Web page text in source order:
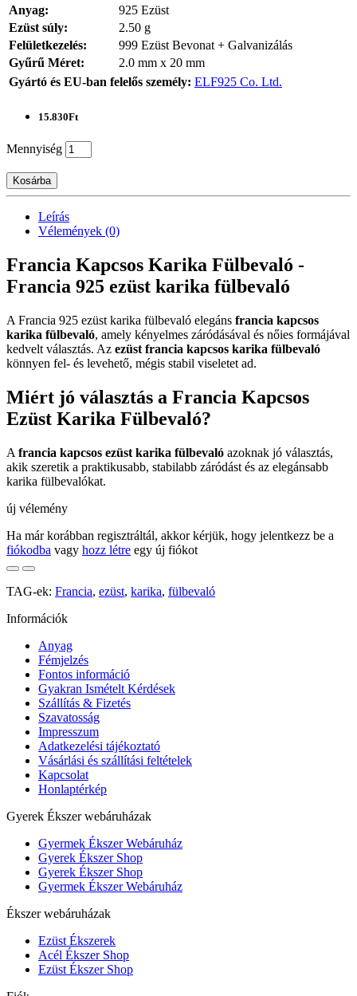
Anyag:
925 Ezüst
Ezüst súly:
2.50 g
Felületkezelés:
999 Ezüst Bevonat + Galvanizálás
Gyűrű Méret:
2.0 mm x 20 mm
Gyártó és EU-ban felelős személy: ELF925 Co. Ltd.
15.830Ft
Mennyiség
Kosárba
Leírás
Vélemények (0)
Francia Kapcsos Karika Fülbevaló -
Francia 925 ezüst karika fülbevaló
A Francia 925 ezüst karika fülbevaló elegáns francia kapcsos
karika fülbevaló, amely kényelmes záródásával és nőies formájával
kedvelt választás. Az ezüst francia kapcsos karika fülbevaló
könnyen fel- és levehető, mégis stabil viseletet ad.
Miért jó választás a Francia Kapcsos
Ezüst Karika Fülbevaló?
A francia kapcsos ezüst karika fülbevaló azoknak jó választás,
akik szeretik a praktikusabb, stabilabb záródást és az elegánsabb
karika fülbevalókat.
új vélemény
Ha már korábban regisztráltál, akkor kérjük, hogy jelentkezz be a
fiókodba vagy hozz létre egy új fiókot
TAG-ek: Francia, ezüst, karika, fülbevaló
Információk
Anyag
Fémjelzés
Fontos információ
Gyakran Ismételt Kérdések
Szállítás & Fizetés
Szavatosság
Impresszum
Adatkezelési tájékoztató
Vásárlási és szállítási feltételek
Kapcsolat
Honlaptérkép
Gyerek Ékszer webáruházak
Gyermek Ékszer Webáruház
Gyerek Ékszer Shop
Gyerek Ékszer Shop
Gyermek Ékszer Webáruház
Ékszer webáruházak
Ezüst Ékszerek
Acél Ékszer Shop
Ezüst Ékszer Shop